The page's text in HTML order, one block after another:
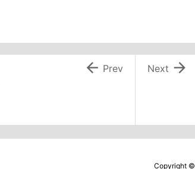

Next
 Prev
Copyright ©